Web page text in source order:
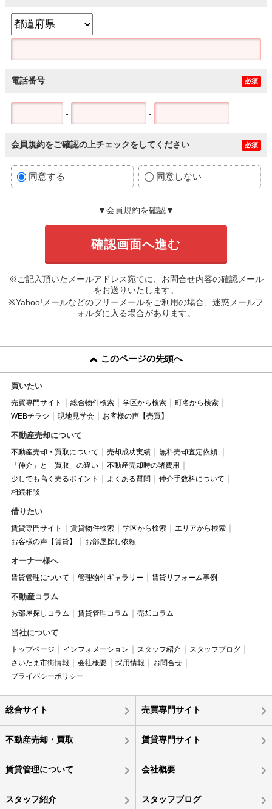
電話番号 必須
- -
会員規約をご確認の上チェックをしてください 必須
同意する 同意しない
▼会員規約を確認▼
※ご記入頂いたメールアドレス宛てに、お問合せ内容の確認メール
をお送りいたします。
※Yahoo!メールなどのフリーメールをご利用の場合、迷惑メールフ
ォルダに入る場合があります。
このページの先頭へ
買いたい
売買専門サイト 総合物件検索 学区から検索
町名から検索
WEBチラシ
現地見学会 お客様の声【売買】
不動産売却について
不動産売却・買取について 売却成功実績
無料売却査定依頼
「仲介」と「買取」の違い
不動産売却時の諸費用
少しでも高く売るポイント
よくある質問
仲介手数料について
相続相談
借りたい
賃貸専門サイト 賃貸物件検索 学区から検索
エリアから検索
お客様の声【賃貸】
お部屋探し依頼
オーナー様へ
賃貸管理について 管理物件ギャラリー 賃貸リフォーム事例
不動産コラム
お部屋探しコラム 賃貸管理コラム 売却コラム
当社について
トップページ インフォメーション スタッフ紹介
スタッフブログ
さいたま市街情報
会社概要 採用情報
お問合せ
プライバシーポリシー
総合サイト 売買専門サイト
不動産売却・買取 賃貸専門サイト
賃貸管理について 会社概要
スタッフ紹介 スタッフブログ